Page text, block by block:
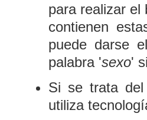
para realizar el
contienen
puede darse
palabra 'sexo'
Si se trata del
utiliza